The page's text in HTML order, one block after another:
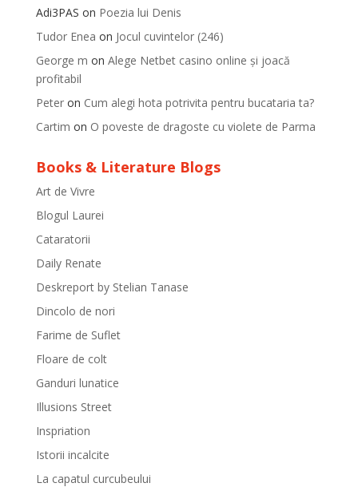
Adi3PAS on Poezia lui Denis
Tudor Enea on Jocul cuvintelor (246)
George m on Alege Netbet casino online și joacă
profitabil
Peteron Cum alegi hota potrivita pentru bucataria ta?
Cartim on O poveste de dragoste cu violete de Parma
Books & Literature Blogs
Art de Vivre
Blogul Laurei
Cataratorii
Daily Renate
Deskreport by Stelian Tanase
Dincolo de nori
Farime de Suflet
Floare de colt
Ganduri lunatice
Illusions Street
Inspriation
Istorii incalcite
La capatul curcubeului